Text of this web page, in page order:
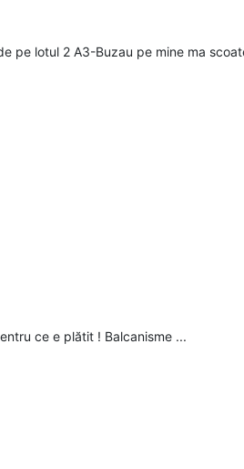
pe lotul 2 A3-Buzau pe mine ma
ce e plătit ! Balcanisme ...